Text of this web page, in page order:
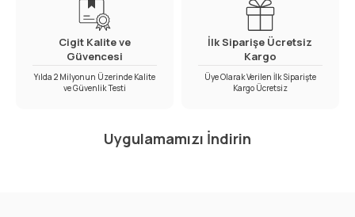
Cigit Kalite ve
Güvencesi
Yılda 2 Milyonun Üzerinde Kalite
ve Güvenlik Testi
İlk Siparişe Ücretsiz
Kargo
Üye Olarak Verilen İlk Siparişte
Kargo Ücretsiz
Uygulamamızı İndirin